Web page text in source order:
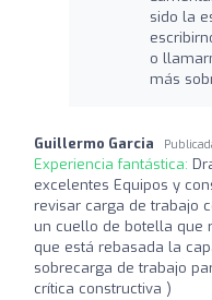
sido la
o
más
Guillermo Garcia
Experiencia fantástica:
excelentes Equipos y
revisar carga de trabajo
un cuello de botella que
que está rebasada la
sobrecarga de trabajo
crítica constructiva )